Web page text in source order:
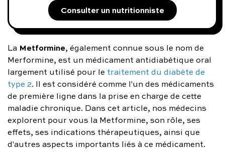
Vous avez des questions :
FAQ complète
01 86 65 17 33
contact@charles.co
Consulter un nutritionniste
La Metformine, également connue sous le nom de
Merformine, est un médicament antidiabétique oral
largement utilisé pour le traitement du diabète de
type 2. Il est considéré comme l'un des médicaments
de première ligne dans la prise en charge de cette
maladie chronique. Dans cet article, nos médecins
explorent pour vous la Metformine, son rôle, ses
effets, ses indications thérapeutiques, ainsi que
d'autres aspects importants liés à ce médicament.